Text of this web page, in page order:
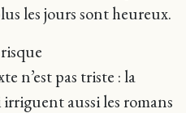
les jours sont heureux.
n’est pas triste : la
aussi les romans